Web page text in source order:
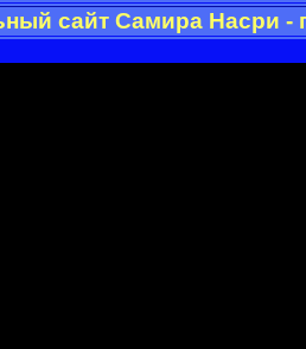
сайт Самира Насри -